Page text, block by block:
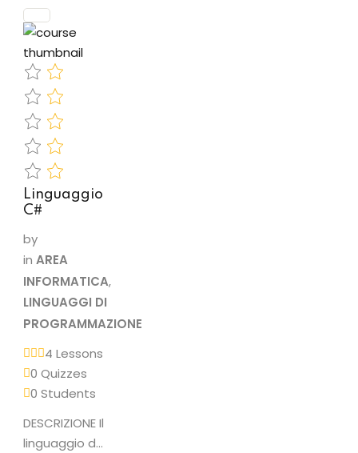
soprattutto
su sistemi
informatici di
medio-
grandi
dimensioni…
Linguaggio
C#
by
in AREA
INFORMATICA,
LINGUAGGI DI
PROGRAMMAZIONE
4 Lessons
0 Quizzes
0 Students
DESCRIZIONE Il
linguaggio di